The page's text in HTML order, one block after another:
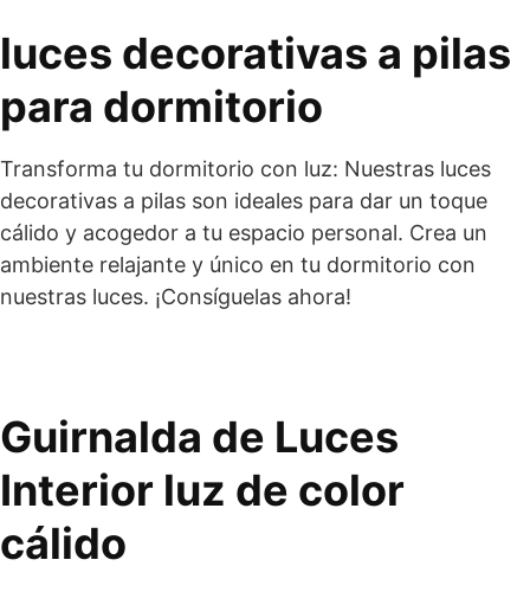
luces decorativas a pilas
para dormitorio
Transforma tu dormitorio con luz: Nuestras luces
decorativas a pilas son ideales para dar un toque
cálido y acogedor a tu espacio personal. Crea un
ambiente relajante y único en tu dormitorio con
nuestras luces. ¡Consíguelas ahora!
Guirnalda de Luces
Interior luz de color
cálido